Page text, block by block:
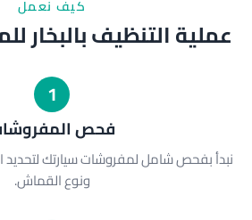
كيف نعمل
عملية التنظيف بالبخار
1
فحص
نبدأ بفحص شامل لمفروشات سيارتك لتحديد
ونوع القماش.